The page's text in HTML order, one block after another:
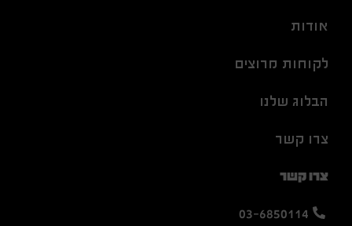
אודות
לקוחות מרוצים
הבלוג שלנו
צרו קשר
צרו קשר
03-6850114